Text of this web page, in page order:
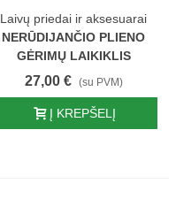
Laivų priedai ir aksesuarai
NERŪDIJANČIO PLIENO
GĖRIMŲ LAIKIKLIS
27,00 € (su PVM)
Į KREPŠELĮ